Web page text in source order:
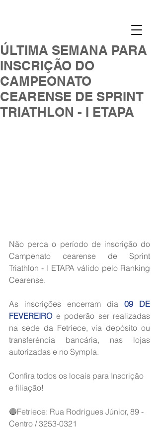
ÚLTIMA SEMANA PARA
INSCRIÇÃO DO
CAMPEONATO
CEARENSE DE SPRINT
TRIATHLON - I ETAPA
Não perca o período de inscrição do
Campenato cearense de Sprint
Triathlon - I ETAPA válido pelo Ranking
Cearense.
As inscrições encerram dia 09 DE
FEVEREIRO e poderão ser realizadas
na sede da Fetriece, via depósito ou
transferência bancária, nas lojas
autorizadas e no Sympla.
Confira todos os locais para Inscrição
e filiação!
🔵Fetriece: Rua Rodrigues Júnior, 89 -
Centro / 3253-0321